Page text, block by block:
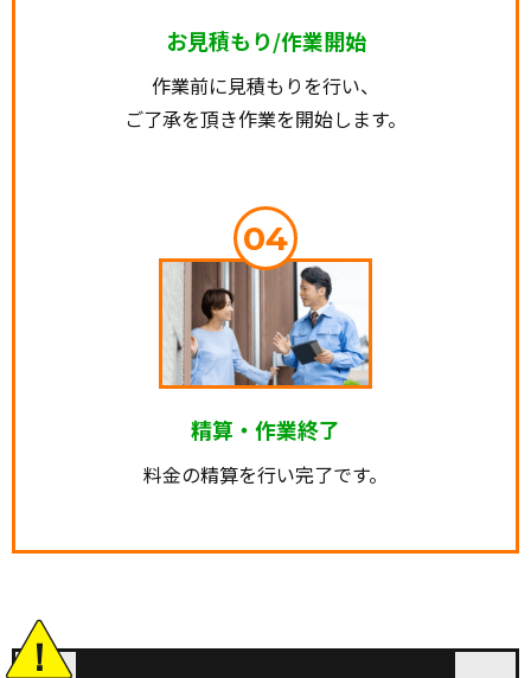
お見積もり/作業開始
作業前に見積もりを行い、
ご了承を頂き作業を開始します。
04
精算・作業終了
料金の精算を行い完了です。